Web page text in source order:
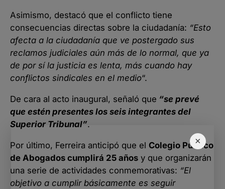
×
Asimismo, destacó que el conflicto tiene
consecuencias directas sobre la ciudadanía: “Esto
afecta a la ciudadanía que ve postergado sus
reclamos judiciales aún más de lo normal, que ya
de por sí la justicia es lenta, más cuando hay
conflictos sindicales en el medio“.
De cara al acto inaugural, señaló que “se prevé
que estén presentes los seis integrantes del
Superior Tribunal”.
Por último, Ferreira anticipó que el Colegio Público
de Abogados cumplirá 25 años y que organizarán
una serie de actividades conmemorativas: “El
objetivo a cumplir básicamente es seguir